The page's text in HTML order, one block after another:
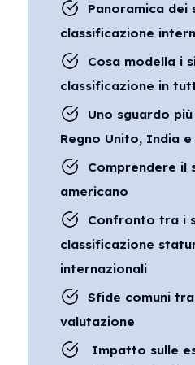
Panoramica dei
classificazione
Cosa modella i
classificazione in
Uno sguardo
Regno Unito, India e
Comprendere il
americano
Confronto tra i
classificazione
internazionali
Sfide comuni
valutazione
Impatto sulle